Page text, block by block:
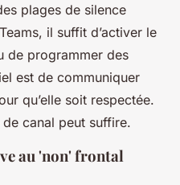
plages de silence
il suffit d’activer le
de programmer des
est de communiquer
qu’elle soit respectée.
canal peut suffire.
au 'non' frontal